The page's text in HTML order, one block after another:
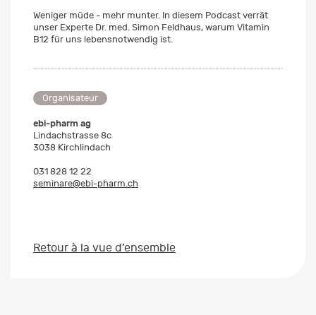
Weniger müde - mehr munter. In diesem Podcast verrät
unser Experte Dr. med. Simon Feldhaus, warum Vitamin
B12 für uns lebensnotwendig ist.
Organisateur
ebi-pharm ag
Lindachstrasse 8c
3038 Kirchlindach
031 828 12 22
seminare@ebi-pharm.ch
Retour à la vue d’ensemble